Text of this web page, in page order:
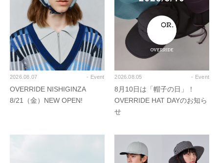
2026.08.07 - Event
OVERRIDE NISHIGINZA
8/21（金）NEW OPEN!
2026.08.05 - Event
8月10日は「帽子の日」！
OVERRIDE HAT DAYのお知ら
せ